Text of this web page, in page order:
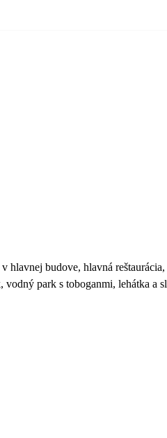
hlavnej budove, hlavná
vodný park s toboganmi, lehátka a